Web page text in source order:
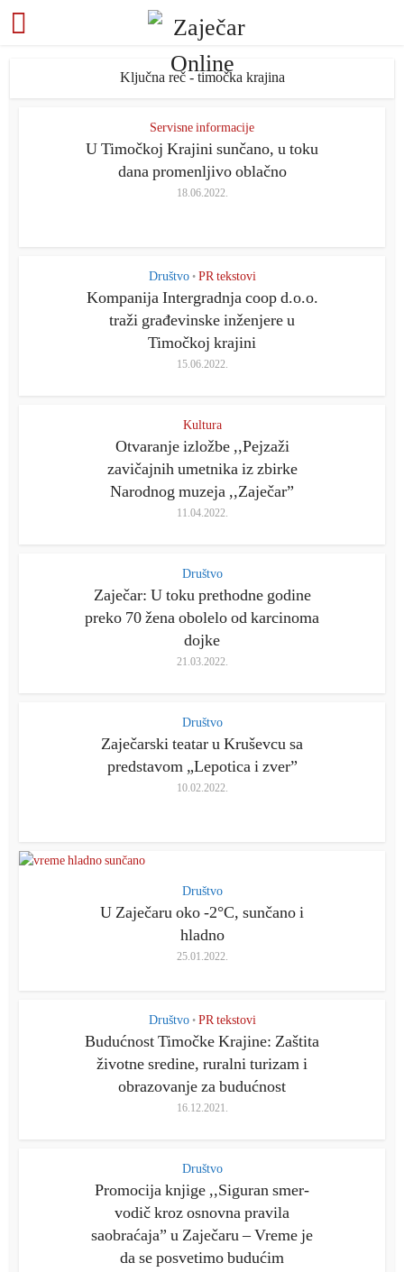
Ključna reč - timočka krajina
Servisne informacije
U Timočkoj Krajini sunčano, u toku
dana promenljivo oblačno
18.06.2022.
Društvo • PR tekstovi
Kompanija Intergradnja coop d.o.o.
traži građevinske inženjere u
Timočkoj krajini
15.06.2022.
Kultura
Otvaranje izložbe ,,Pejzaži
zavičajnih umetnika iz zbirke
Narodnog muzeja ,,Zaječar”
11.04.2022.
Društvo
Zaječar: U toku prethodne godine
preko 70 žena obolelo od karcinoma
dojke
21.03.2022.
Društvo
Zaječarski teatar u Kruševcu sa
predstavom „Lepotica i zver”
10.02.2022.
Društvo
U Zaječaru oko -2°C, sunčano i
hladno
25.01.2022.
Društvo • PR tekstovi
Budućnost Timočke Krajine: Zaštita
životne sredine, ruralni turizam i
obrazovanje za budućnost
16.12.2021.
Društvo
Promocija knjige ,,Siguran smer-
vodič kroz osnovna pravila
saobraćaja” u Zaječaru – Vreme je
da se posvetimo budućim